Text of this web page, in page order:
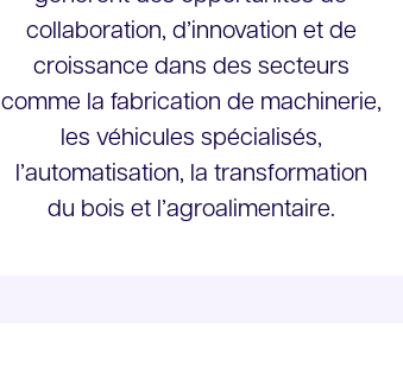
collaboration, d’innovation et de
croissance dans des secteurs
comme la fabrication de machinerie,
les véhicules spécialisés,
l’automatisation, la transformation
du bois et l’agroalimentaire.